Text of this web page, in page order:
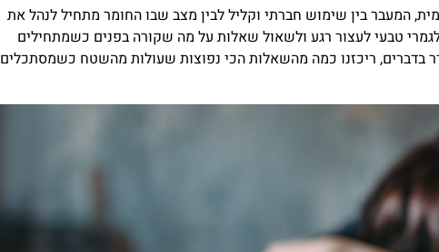
המעבר בין שימוש חברתי וקליל לבין מצב שבו החומר מתחיל לנהל את
טבעי לעצור רגע ולשאול שאלות על מה שקורה בפנים כשמתחילים
ריכזנו כמה מהשאלות הכי נפוצות שעולות מהשטח כשמסתכלים